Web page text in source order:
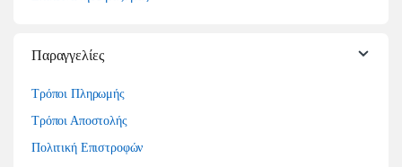
Παραγγελίες
Τρόποι Πληρωμής
Τρόποι Αποστολής
Πολιτική Επιστροφών